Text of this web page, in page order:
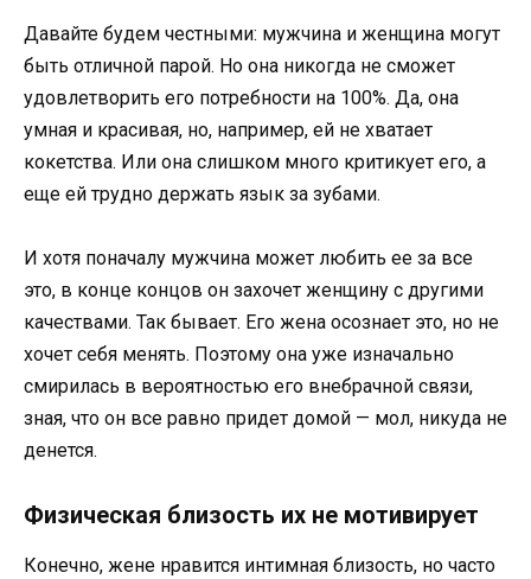
Давайте будем честными: мужчина и женщина могут
быть отличной парой. Но она никогда не сможет
удовлетворить его потребности на 100%. Да, она
умная и красивая, но, например, ей не хватает
кокетства. Или она слишком много критикует его, а
еще ей трудно держать язык за зубами.
И хотя поначалу мужчина может любить ее за все
это, в конце концов он захочет женщину с другими
качествами. Так бывает. Его жена осознает это, но не
хочет себя менять. Поэтому она уже изначально
смирилась в вероятностью его внебрачной связи,
зная, что он все равно придет домой — мол, никуда не
денется.
Физическая близость их не мотивирует
Конечно, жене нравится интимная близость, но часто